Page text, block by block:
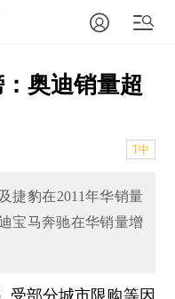
奥迪销量超
T中
捷豹在2011年华销量
宝马奔驰在华销量增
受部分城市限购等因